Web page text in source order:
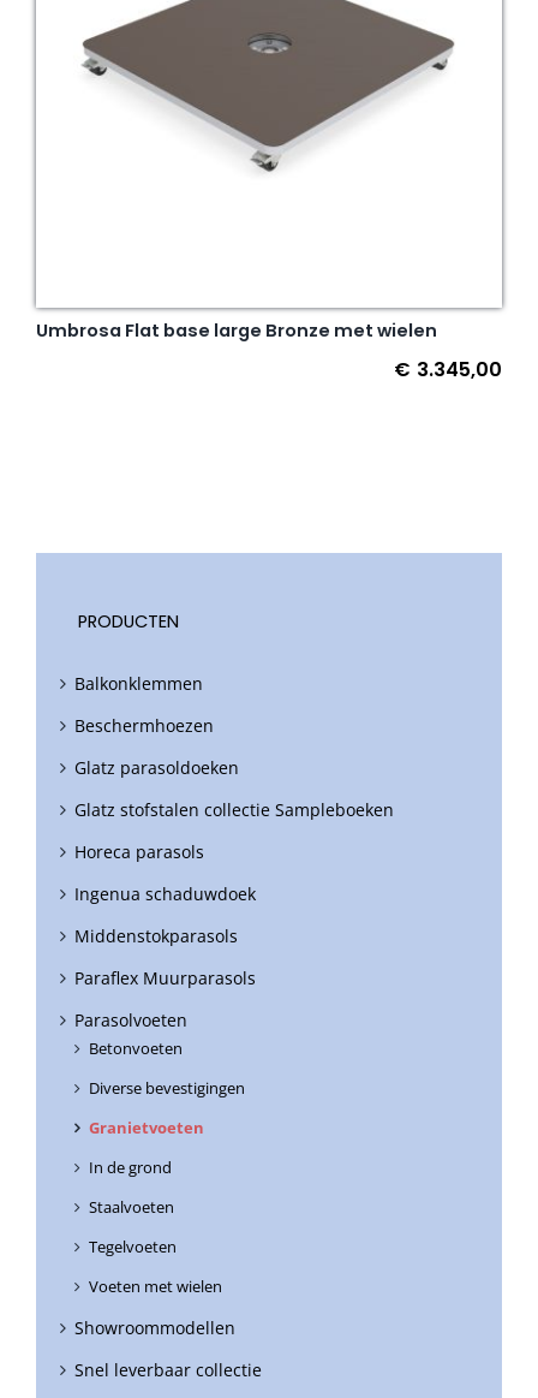
Umbrosa Flat base large Bronze met wielen
€ 3.345,00
PRODUCTEN
Balkonklemmen
Beschermhoezen
Glatz parasoldoeken
Glatz stofstalen collectie Sampleboeken
Horeca parasols
Ingenua schaduwdoek
Middenstokparasols
Paraflex Muurparasols
Parasolvoeten
Betonvoeten
Diverse bevestigingen
Granietvoeten
In de grond
Staalvoeten
Tegelvoeten
Voeten met wielen
Showroommodellen
Snel leverbaar collectie